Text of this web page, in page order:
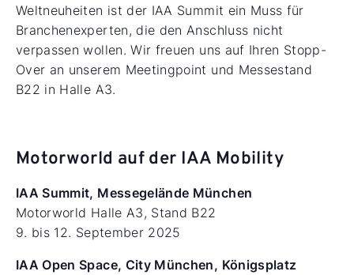
Weltneuheiten ist der IAA Summit ein Muss für
Branchenexperten, die den Anschluss nicht
verpassen wollen. Wir freuen uns auf Ihren Stopp-
Over an unserem Meetingpoint und Messestand
B22 in Halle A3.
Motorworld auf der IAA Mobility
IAA Summit, Messegelände München
Motorworld Halle A3, Stand B22
9. bis 12. September 2025
IAA Open Space, City München, Königsplatz